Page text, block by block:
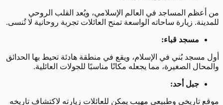
من أعظم المساجد في العالم الإسلامي، ويُعد القلب الروحي
للمدينة. زيارة ساحاته الواسعة تمنح العائلات تجربة روحانية لا تُنسى.
مسجد قباء:
أول مسجد بُني في الإسلام، ويقع في منطقة هادئة تحيط بها الحدائق
والمحال الصغيرة، مما يجعله مكانًا مناسبًا للجولات العائلية.
جبل أحد:
موقع تاريخي وطبيعي مهيب يمكن للعائلات زيارته لاكتشاف تاريخه